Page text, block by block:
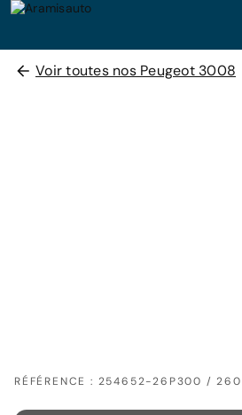
Voir toutes nos Peugeot 3008
RÉFÉRENCE : 254652-26P300 /